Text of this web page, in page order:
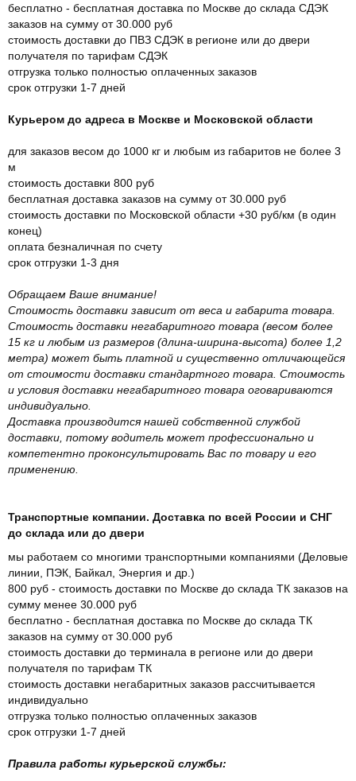
бесплатно - бесплатная доставка по Москве до склада СДЭК
заказов на сумму от 30.000 руб
стоимость доставки до ПВЗ СДЭК в регионе или до двери
получателя по тарифам СДЭК
отгрузка только полностью оплаченных заказов
срок отгрузки 1-7 дней
Курьером до адреса в Москве и Московской области
для заказов весом до 1000 кг и любым из габаритов не более 3
м
стоимость доставки 800 руб
бесплатная доставка заказов на сумму от 30.000 руб
стоимость доставки по Московской области +30 руб/км (в один
конец)
оплата безналичная по счету
срок отгрузки 1-3 дня
Обращаем Ваше внимание!
Стоимость доставки зависит от веса и габарита товара.
Стоимость доставки негабаритного товара (весом более
15 кг и любым из размеров (длина-ширина-высота) более 1,2
метра) может быть платной и существенно отличающейся
от стоимости доставки стандартного товара. Стоимость
и условия доставки негабаритного товара оговариваются
индивидуально.
Доставка производится нашей собственной службой
доставки, потому водитель может профессионально и
компетентно проконсультировать Вас по товару и его
применению.
Транспортные компании. Доставка по всей России и СНГ
до склада или до двери
мы работаем со многими транспортными компаниями (Деловые
линии, ПЭК, Байкал, Энергия и др.)
800 руб - стоимость доставки по Москве до склада ТК заказов на
сумму менее 30.000 руб
бесплатно - бесплатная доставка по Москве до склада ТК
заказов на сумму от 30.000 руб
стоимость доставки до терминала в регионе или до двери
получателя по тарифам ТК
стоимость доставки негабаритных заказов рассчитывается
индивидуально
отгрузка только полностью оплаченных заказов
срок отгрузки 1-7 дней
Правила работы курьерской службы: